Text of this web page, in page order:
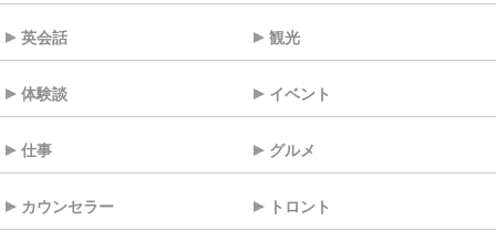
英会話 観光
体験談 イベント
仕事 グルメ
カウンセラー トロント